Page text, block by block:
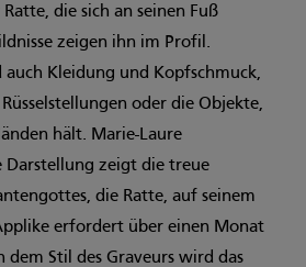
die sich an seinen Fuß
zeigen ihn im Profil.
auch Kleidung und Kopfschmuck,
oder die Objekte,
hält. Marie-Laure
Darstellung zeigt die treue
die Ratte, auf seinem
erfordert über einen Monat
dem Stil des Graveurs wird das